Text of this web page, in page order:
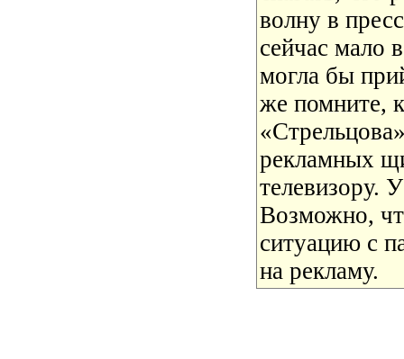
волну в
сейчас мало
могла бы
же помните,
рекламных
телевизору.
Возможно,
ситуацию с
на рекламу.